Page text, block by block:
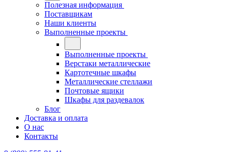
Полезная информация
Поставщикам
Наши клиенты
Выполненные проекты
Выполненные проекты
Верстаки металлические
Картотечные шкафы
Металлические стеллажи
Почтовые ящики
Шкафы для раздевалок
Блог
Доставка и оплата
О нас
Контакты